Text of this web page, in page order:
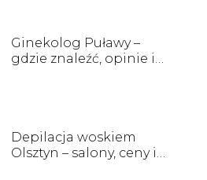
Ginekolog Puławy –
gdzie znaleźć, opinie i
Depilacja woskiem
Olsztyn – salony, ceny i